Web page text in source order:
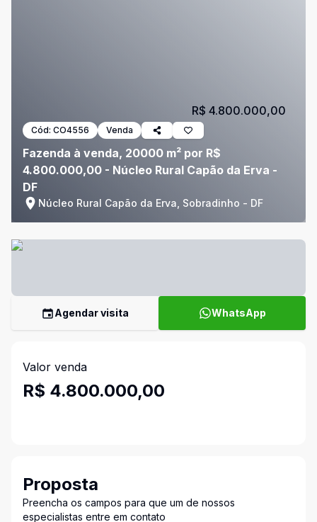
Cód: CO4556 Venda
Fazenda à venda, 20000 m² por R$
4.800.000,00 - Núcleo Rural Capão da Erva -
DF
Núcleo Rural Capão da Erva, Sobradinho - DF
R$ 4.800.000,00
Agendar visita WhatsApp
Valor venda
R$ 4.800.000,00
Proposta
Preencha os campos para que um de nossos
especialistas entre em contato